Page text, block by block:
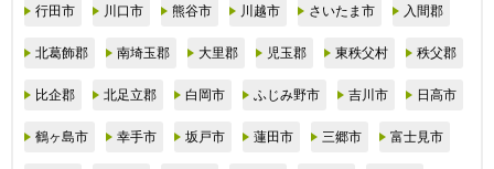
行田市 川口市 熊谷市 川越市 さいたま市 入間郡
北葛飾郡 南埼玉郡 大里郡 児玉郡 東秩父村 秩父郡
比企郡 北足立郡 白岡市 ふじみ野市 吉川市 日高市
鶴ヶ島市 幸手市 坂戸市 蓮田市 三郷市 富士見市